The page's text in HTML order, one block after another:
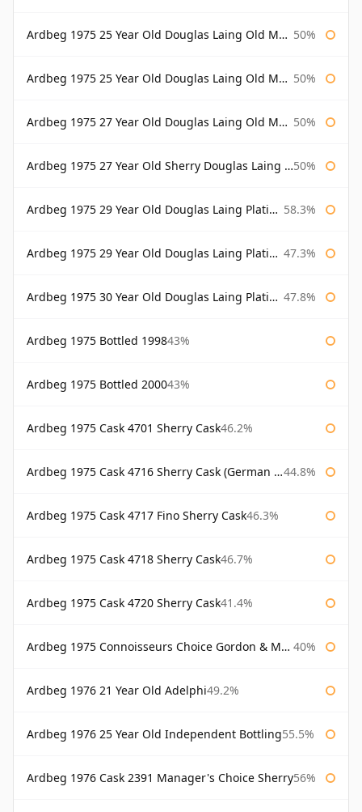
Ardbeg 1975 25 Year Old Douglas Laing Old Malt Cask 50%
Ardbeg 1975 25 Year Old Douglas Laing Old Malt Cask Bottled 2001 50%
Ardbeg 1975 27 Year Old Douglas Laing Old Malt Cask 50%
Ardbeg 1975 27 Year Old Sherry Douglas Laing Old Malt Cask 50%
Ardbeg 1975 29 Year Old Douglas Laing Platinum Selection 58.3%
Ardbeg 1975 29 Year Old Douglas Laing Platinum Selection Bottled 2004 47.3%
Ardbeg 1975 30 Year Old Douglas Laing Platinum Selection 47.8%
Ardbeg 1975 Bottled 199843%
Ardbeg 1975 Bottled 200043%
Ardbeg 1975 Cask 4701 Sherry Cask46.2%
Ardbeg 1975 Cask 4716 Sherry Cask (German Market) 44.8%
Ardbeg 1975 Cask 4717 Fino Sherry Cask46.3%
Ardbeg 1975 Cask 4718 Sherry Cask46.7%
Ardbeg 1975 Cask 4720 Sherry Cask41.4%
Ardbeg 1975 Connoisseurs Choice Gordon & Macphail 40%
Ardbeg 1976 21 Year Old Adelphi49.2%
Ardbeg 1976 25 Year Old Independent Bottling55.5%
Ardbeg 1976 Cask 2391 Manager's Choice Sherry56%